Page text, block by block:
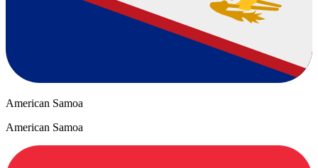
American Samoa
American Samoa